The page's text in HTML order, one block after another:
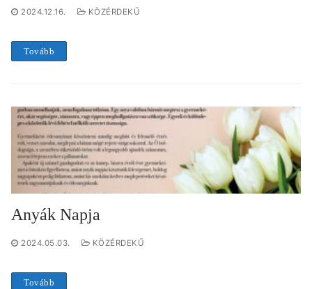
2024.12.16. KÖZÉRDEKŰ
Tovább
Anyák Napja
2024.05.03. KÖZÉRDEKŰ
Tovább